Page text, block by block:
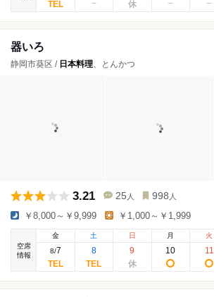
器いろ
静岡市葵区 / 日本料理、とんかつ
3.21 25 人 998 人
￥8,000～￥9,999 ￥1,000～￥1,999
空席
情報
金
8/7
土
8
日
9
月
10
火
11